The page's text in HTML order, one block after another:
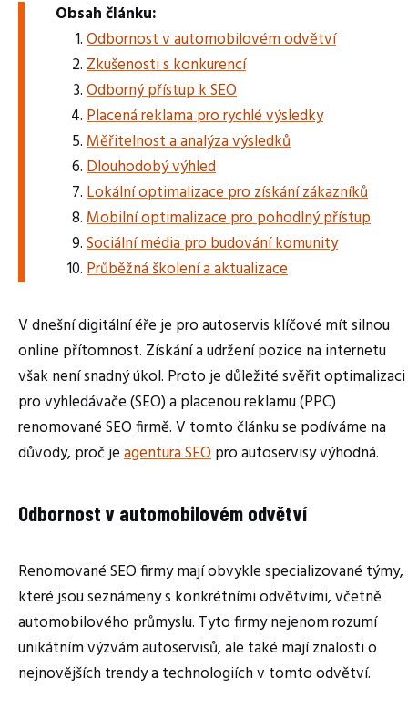
Obsah článku:
Odbornost v automobilovém odvětví
Zkušenosti s konkurencí
Odborný přístup k SEO
Placená reklama pro rychlé výsledky
Měřitelnost a analýza výsledků
Dlouhodobý výhled
Lokální optimalizace pro získání zákazníků
Mobilní optimalizace pro pohodlný přístup
Sociální média pro budování komunity
Průběžná školení a aktualizace
V dnešní digitální éře je pro autoservis klíčové mít silnou
online přítomnost. Získání a udržení pozice na internetu
však není snadný úkol. Proto je důležité svěřit optimalizaci
pro vyhledávače (SEO) a placenou reklamu (PPC)
renomované SEO firmě. V tomto článku se podíváme na
důvody, proč jeagentura SEOpro autoservisy výhodná.
Odbornost v automobilovém odvětví
Renomované SEO firmy mají obvykle specializované týmy,
které jsou seznámeny s konkrétními odvětvími, včetně
automobilového průmyslu. Tyto firmy nejenom rozumí
unikátním výzvám autoservisů, ale také mají znalosti o
nejnovějších trendy a technologiích v tomto odvětví.